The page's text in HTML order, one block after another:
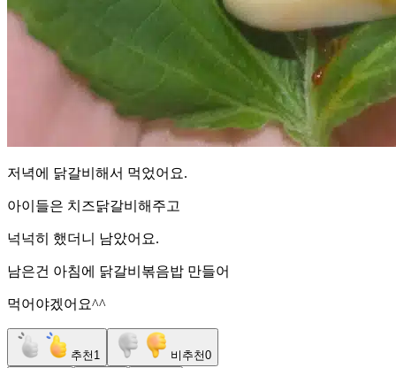
저녁에 닭갈비해서 먹었어요.
아이들은 치즈닭갈비해주고
넉넉히 했더니 남았어요.
남은건 아침에 닭갈비볶음밥 만들어
먹어야겠어요^^
추천 1 비추천0